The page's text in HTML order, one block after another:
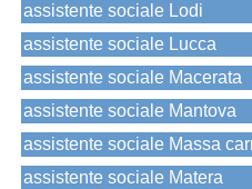
assistente sociale Lodi
assistente sociale Lucca
assistente sociale Macerata
assistente sociale Mantova
assistente sociale Massa
assistente sociale Matera